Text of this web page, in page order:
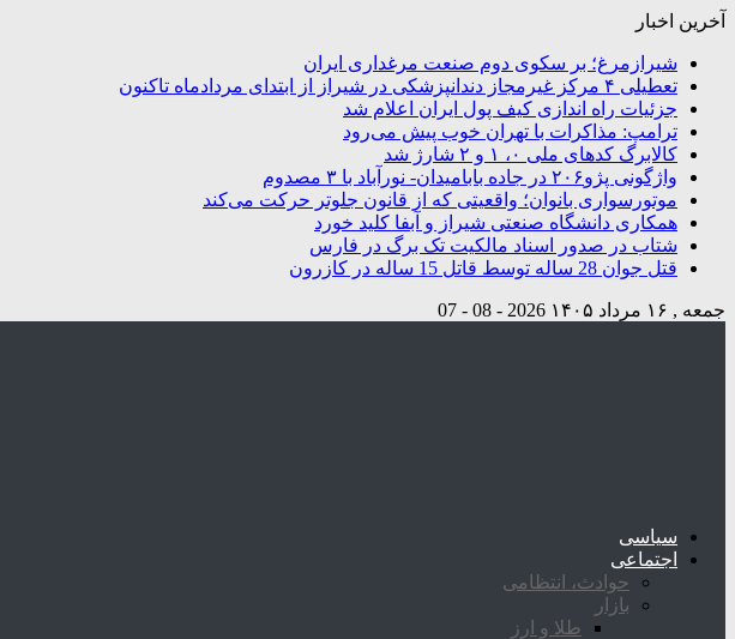
آخرین اخبار
شیرازمرغ؛ بر سکوی دوم صنعت مرغداری ایران
تعطیلی ۴ مرکز غیرمجاز دندانپزشکی در شیراز از ابتدای مردادماه تاکنون
جزئیات راه اندازی کیف پول ایران اعلام شد
ترامپ: مذاکرات با تهران خوب پیش می‌رود
کالابرگ کدهای ملی ۰، ۱ و ۲ شارژ شد
واژگونی پژو۲۰۶ در جاده بابامیدان- نورآباد با ۳ مصدوم
موتورسواری بانوان؛ واقعیتی که از قانون جلوتر حرکت می‌کند
همکاری دانشگاه صنعتی شیراز و آبفا کلید خورد
شتاب در صدور اسناد مالکیت تک برگ در فارس
قتل جوان 28 ساله توسط قاتل 15 ساله در کازرون
جمعه , ۱۶ مرداد ۱۴۰۵ 2026 - 08 - 07
سیاسی
اجتماعی
حوادث، انتظامی
بازار
طلا و ارز